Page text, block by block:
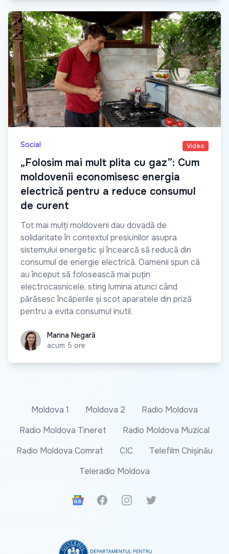
Social Video
„Folosim mai mult plita cu gaz”: Cum
moldovenii economisesc energia
electrică pentru a reduce consumul
de curent
Tot mai mulți moldoveni dau dovadă de
solidaritate în contextul presiunilor asupra
sistemului energetic și încearcă să reducă din
consumul de energie electrică. Oamenii spun că
au început să folosească mai puțin
electrocasnicele, sting lumina atunci când
părăsesc încăperile și scot aparatele din priză
pentru a evita consumul inutil.
Marina Negară
Marina Negară
acum 5 ore
Moldova 1 Moldova 2
Radio Moldova
Radio Moldova Tineret
Radio Moldova Muzical
Radio Moldova Comrat
CIC
Telefilm Chișinău
Teleradio Moldova
Google News
FacebookInstagramTwitter